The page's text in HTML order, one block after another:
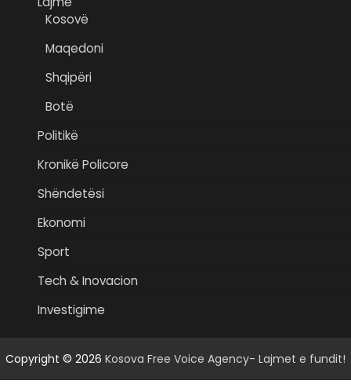
Kosovë
Maqedoni
Shqipëri
Botë
Politikë
Kronikë Policore
Shëndetësi
Ekonomi
Sport
Tech & Inovacion
Investigime